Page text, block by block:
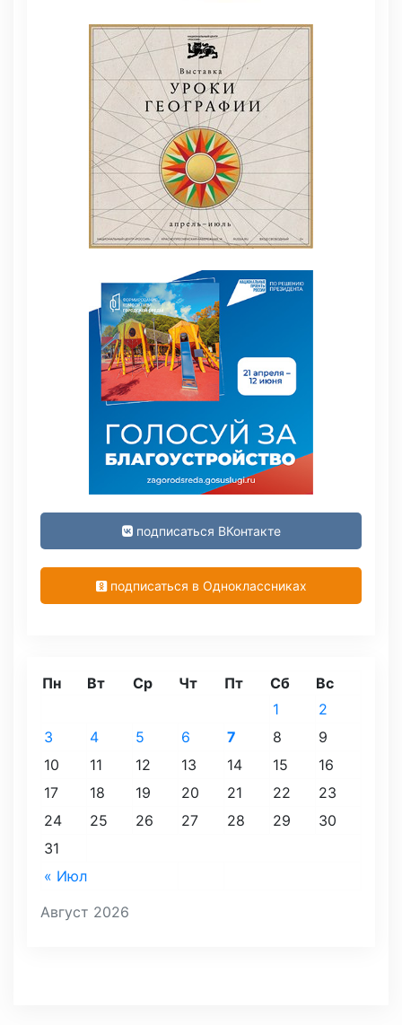
подписаться ВКонтакте
подписаться в Одноклассниках
Август 2026
Пн Вт Ср Чт Пт Сб Вс
« Июл
1
2
3
4 5 6 7 8
9
10
11 12 13 14 15
16
17
18 19 20 21 22
23
24
25 26 27 28 29
30
31